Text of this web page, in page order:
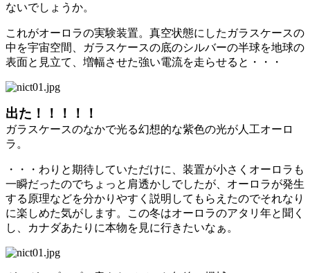
ないでしょうか。
これがオーロラの実験装置。真空状態にしたガラスケースの
中を宇宙空間、ガラスケースの底のシルバーの半球を地球の
表面と見立て、増幅させた強い電流を走らせると・・・
出た！！！！！
ガラスケースのなかで光る幻想的な紫色の光が人工オーロ
ラ。
・・・わりと期待していただけに、装置が小さくオーロラも
一瞬だったのでちょっと肩透かしでしたが、オーロラが発生
する原理などを分かりやすく説明してもらえたのでそれなり
に楽しめた気がします。この冬はオーロラのアタリ年と聞く
し、カナダあたりに本物を見に行きたいなぁ。